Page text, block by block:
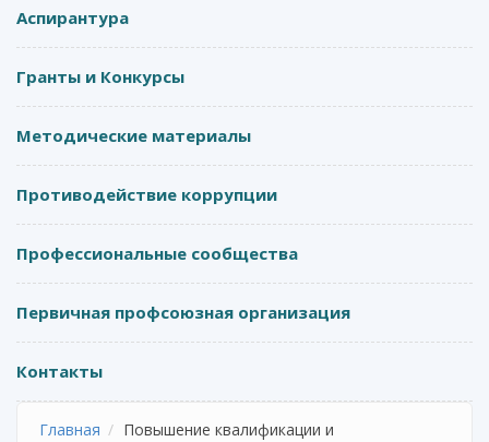
Аспирантура
Гранты и Конкурсы
Методические материалы
Противодействие коррупции
Профессиональные сообщества
Первичная профсоюзная организация
Контакты
Главная
Повышение квалификации и